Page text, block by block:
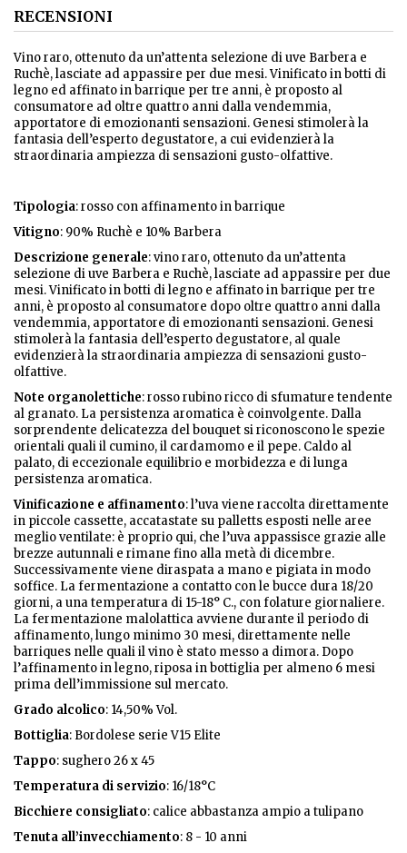
RECENSIONI
Vino raro, ottenuto da un’attenta selezione di uve Barbera e
Ruchè, lasciate ad appassire per due mesi. Vinificato in botti di
legno ed affinato in barrique per tre anni, è proposto al
consumatore ad oltre quattro anni dalla vendemmia,
apportatore di emozionanti sensazioni. Genesi stimolerà la
fantasia dell’esperto degustatore, a cui evidenzierà la
straordinaria ampiezza di sensazioni gusto-olfattive.
Tipologia: rosso con affinamento in barrique
Vitigno: 90% Ruchè e 10% Barbera
Descrizione generale: vino raro, ottenuto da un’attenta
selezione di uve Barbera e Ruchè, lasciate ad appassire per due
mesi. Vinificato in botti di legno e affinato in barrique per tre
anni, è proposto al consumatore dopo oltre quattro anni dalla
vendemmia, apportatore di emozionanti sensazioni. Genesi
stimolerà la fantasia dell’esperto degustatore, al quale
evidenzierà la straordinaria ampiezza di sensazioni gusto-
olfattive.
Note organolettiche: rosso rubino ricco di sfumature tendente
al granato. La persistenza aromatica è coinvolgente. Dalla
sorprendente delicatezza del bouquet si riconoscono le spezie
orientali quali il cumino, il cardamomo e il pepe. Caldo al
palato, di eccezionale equilibrio e morbidezza e di lunga
persistenza aromatica.
Vinificazione e affinamento: l’uva viene raccolta direttamente
in piccole cassette, accatastate su palletts esposti nelle aree
meglio ventilate: è proprio qui, che l’uva appassisce grazie alle
brezze autunnali e rimane fino alla metà di dicembre.
Successivamente viene diraspata a mano e pigiata in modo
soffice. La fermentazione a contatto con le bucce dura 18/20
giorni, a una temperatura di 15-18° C., con folature giornaliere.
La fermentazione malolattica avviene durante il periodo di
affinamento, lungo minimo 30 mesi, direttamente nelle
barriques nelle quali il vino è stato messo a dimora. Dopo
l’affinamento in legno, riposa in bottiglia per almeno 6 mesi
prima dell’immissione sul mercato.
Grado alcolico: 14,50% Vol.
Bottiglia: Bordolese serie V15 Elite
Tappo: sughero 26 x 45
Temperatura di servizio: 16/18°C
Bicchiere consigliato: calice abbastanza ampio a tulipano
Tenuta all’invecchiamento: 8 - 10 anni